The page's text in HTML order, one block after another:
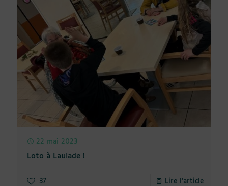
22 mai 2023
Loto à Laulade !
37 Lire l'article